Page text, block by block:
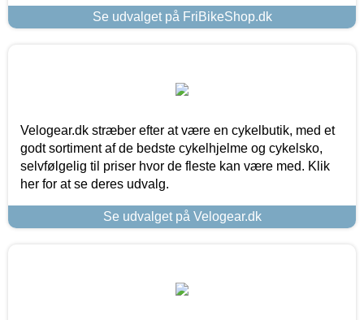
Se udvalget på FriBikeShop.dk
Velogear.dk stræber efter at være en cykelbutik, med et
godt sortiment af de bedste cykelhjelme og cykelsko,
selvfølgelig til priser hvor de fleste kan være med. Klik
her for at se deres udvalg.
Se udvalget på Velogear.dk